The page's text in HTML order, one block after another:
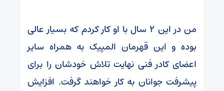
من در این ۲ سال با او کار کردم که بسیار عالی
بوده و این قهرمان المپیک به همراه سایر
اعضای کادر فنی نهایت تلاش خودشان را برای
پیشرفت جوانان به کار خواهند گرفت. افزایش